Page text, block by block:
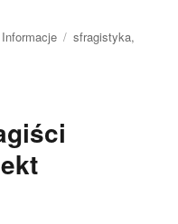
Kategorie
Informacje Tagi
sfragistyka,